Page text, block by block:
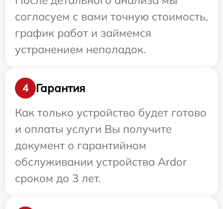
согласуем с вами точную стоимость,
график работ и займемся
устранением неполадок.
4
Гарантия
Как только устройство будет готово
и оплаты услуги Вы получите
документ о гарантийном
обслуживании устройства Ardor
сроком до 3 лет.